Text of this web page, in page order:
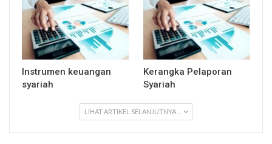
Instrumen keuangan
syariah
Kerangka Pelaporan
Syariah
LIHAT ARTIKEL SELANJUTNYA ...